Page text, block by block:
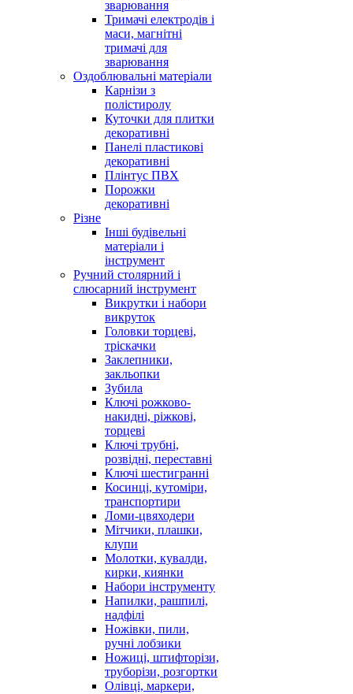
зварювання
Тримачі електродів і
маси, магнітні
тримачі для
зварювання
Оздоблювальні матеріали
Карнізи з
полістиролу
Куточки для плитки
декоративні
Панелі пластикові
декоративні
Плінтус ПВХ
Порожки
декоративні
Різне
Інші будівельні
матеріали і
інструмент
Ручний столярний і
слюсарний інструмент
Викрутки і набори
викруток
Головки торцеві,
тріскачки
Заклепники,
закльопки
Зубила
Ключі рожково-
накидні, ріжкові,
торцеві
Ключі трубні,
розвідні, переставні
Ключі шестигранні
Косинці, кутоміри,
транспортири
Ломи-цвяходери
Мітчики, плашки,
клупи
Молотки, кувалди,
кирки, киянки
Набори інструменту
Напилки, рашпилі,
надфілі
Ножівки, пили,
ручні лобзики
Ножиці, штифторізи,
труборізи, розгортки
Олівці, маркери,